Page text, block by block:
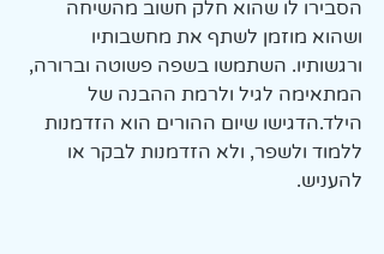
הסבירו לו שהוא חלק חשוב מהשיחה
ושהוא מוזמן לשתף את מחשבותיו
ורגשותיו. השתמשו בשפה פשוטה וברורה,
המתאימה לגיל ולרמת ההבנה של
הילד.הדגישו שיום ההורים הוא הזדמנות
ללמוד ולשפר, ולא הזדמנות לבקר או
להעניש.